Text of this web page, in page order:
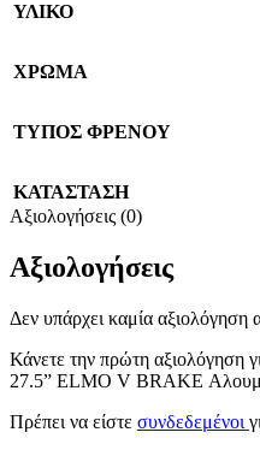
ΥΛΙΚΟ
ΧΡΩΜΑ
TΥΠΟΣ ΦΡΕΝΟΥ
ΚΑΤΑΣΤΑΣΗ
Αξιολογήσεις (0)
Αξιολογήσεις
Δεν υπάρχει καμία αξιολόγηση
Κάνετε την πρώτη αξιολόγηση
27.5” ELMO V BRAKE
Πρέπει να είστε συνδεδεμένοι